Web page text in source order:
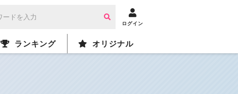
ログイン
ランキング オリジナル